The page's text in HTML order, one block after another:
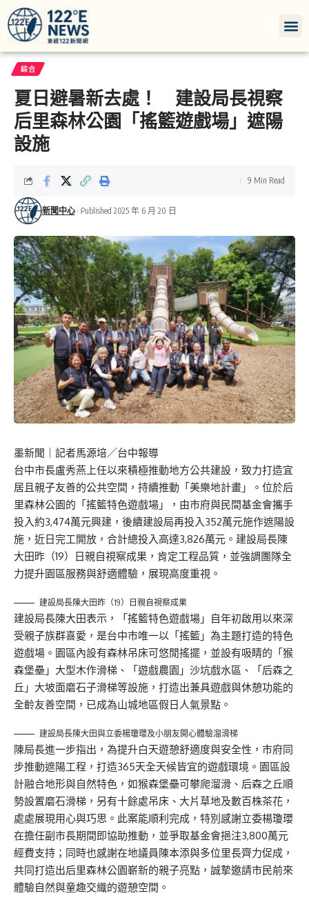
綜合
夏日避暑新去處！ 建設局長視察
后里森林公園「搖籃遊戲場」遮陽
設施
新聞中心 Published 2025 年 6 月 20 日
9 Min Read
墨新聞 ｜記者馬源培／台中報導
台中市長盧秀燕上任以來積極推動地方公共建設，致力打造宜
居且親子友善的公共空間，持續推動「美樂地計畫」。位於后
里森林公園的「搖籃特色遊戲場」，由市府與民間基金會攜手
投入約3,474萬元興建，後續建設局再投入352萬元施作遮陽設
施，近日完工開放，合計總投入高達3,826萬元。建設局長陳
大田昨（19）日親自視察成果，肯定工程品質，並強調團隊全
力提升園區服務與舒適體驗，展現高度重視。
建設局長陳大田昨（19）日親自視察成果
建設局長陳大田表示，「搖籃特色遊戲場」自年初啟用以來深
受親子族群喜愛，是台中市唯一以「搖籃」為主題打造的特色
遊戲場。園區內設有森林吊床可悠閒搖擺，並設有吸睛的「猴
森堡壘」大型木作滑梯、「遊戲農園」沙坑戲水區、「后森之
丘」大坡面磨石子滑梯等設施，打造出兼具遊戲與休憩功能的
全齡友善空間，已成為山城地區假日人氣景點。
建設局長陳大田與立委楊瓊瓔及小朋友開心體驗溜滑梯
陳局長進一步指出，為提升白天遊憩舒適度與安全性，市府同
步推動遮陽工程，打造365天全天候皆宜的遊戲環境。園區設
計融合地形與自然特色，如猴森堡壘可攀爬溜滑、后森之丘順
勢設置磨石滑梯，另有十餘處吊床、大片草地及數百株茶花，
處處展現用心與巧思。此案能順利完成，特別感謝立委楊瓊瓔
在擔任副市長期間即協助推動，並爭取基金會挹注3,800萬元
經費支持；同時也感謝在地議員陳本添與多位里長齊力促成，
共同打造出后里森林公園嶄新的親子亮點，誠摯邀請市民前來
體驗自然與童趣交織的遊憩空間。